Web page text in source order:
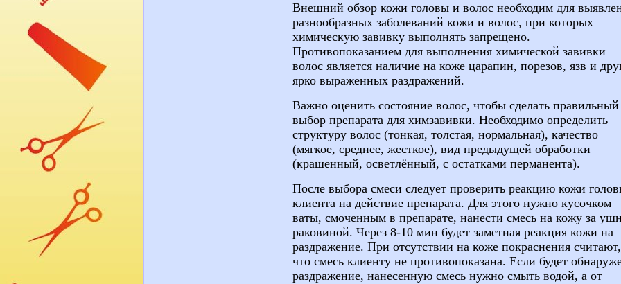
Внешний обзор кожи головы и волос необходим для
разнообразных заболеваний кожи и волос, при которых
химическую завивку выполнять запрещено.
Противопоказанием для выполнения химической завивки
волос является наличие на коже царапин, порезов, язв и
ярко выраженных раздражений.
Важно оценить состояние волос, чтобы сделать правильный
выбор препарата для химзавивки. Необходимо определить
структуру волос (тонкая, толстая, нормальная), качество
(мягкое, среднее, жесткое), вид предыдущей обработки
(крашенный, осветлённый, с остатками перманента).
После выбора смеси следует проверить реакцию кожи
клиента на действие препарата. Для этого нужно кусочком
ваты, смо­ченным в препарате, нанести смесь на кожу за
раковиной. Через 8-10 мин будет заметная реакция кожи на
раздражение. При отсутствии на коже покраснения считают,
что смесь клиенту не проти­вопоказана. Если будет
раздражение, нанесенную смесь нужно смыть водой, а от